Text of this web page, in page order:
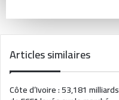
Articles similaires
Côte d’Ivoire : 53,181 milliards